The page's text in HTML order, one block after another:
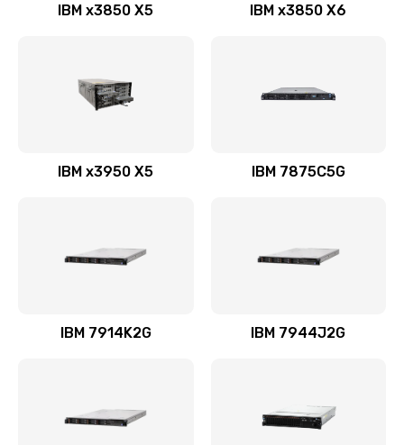
IBM x3850 X5 IBM x3850 X6
IBM x3950 X5 IBM 7875C5G
IBM 7914K2G IBM 7944J2G